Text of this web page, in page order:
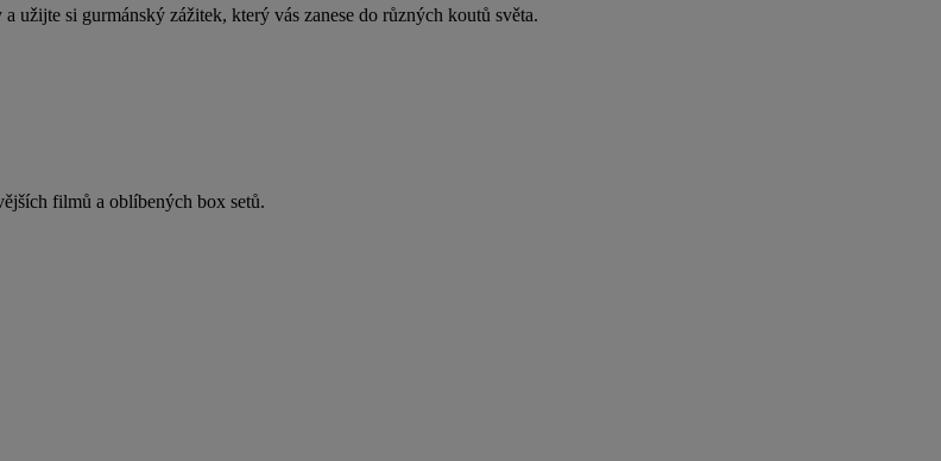
si gurmánský zážitek, který vás zanese do různých koutů světa.
filmů a oblíbených box setů.